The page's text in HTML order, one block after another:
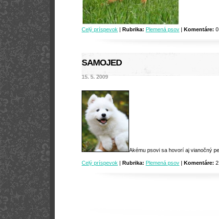
Celý príspevok | Rubrika: Plemená psov | Komentáre: 0
SAMOJED
15. 5. 2009
Akému psovi sa hovorí aj vianočný
Celý príspevok | Rubrika: Plemená psov | Komentáre: 2